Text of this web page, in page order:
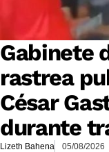
Gabinete
rastrea
César
durante
Lizeth Bahena 05/08/2026